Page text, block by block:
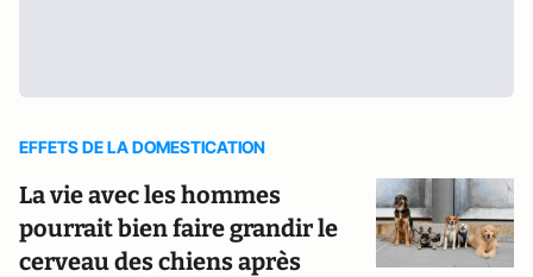
EFFETS DE LA DOMESTICATION
La vie avec les hommes
pourrait bien faire grandir le
cerveau des chiens après